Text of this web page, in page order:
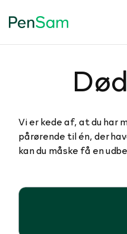
Vi er kede af, at du har
pårørende til én, der
kan du måske få en